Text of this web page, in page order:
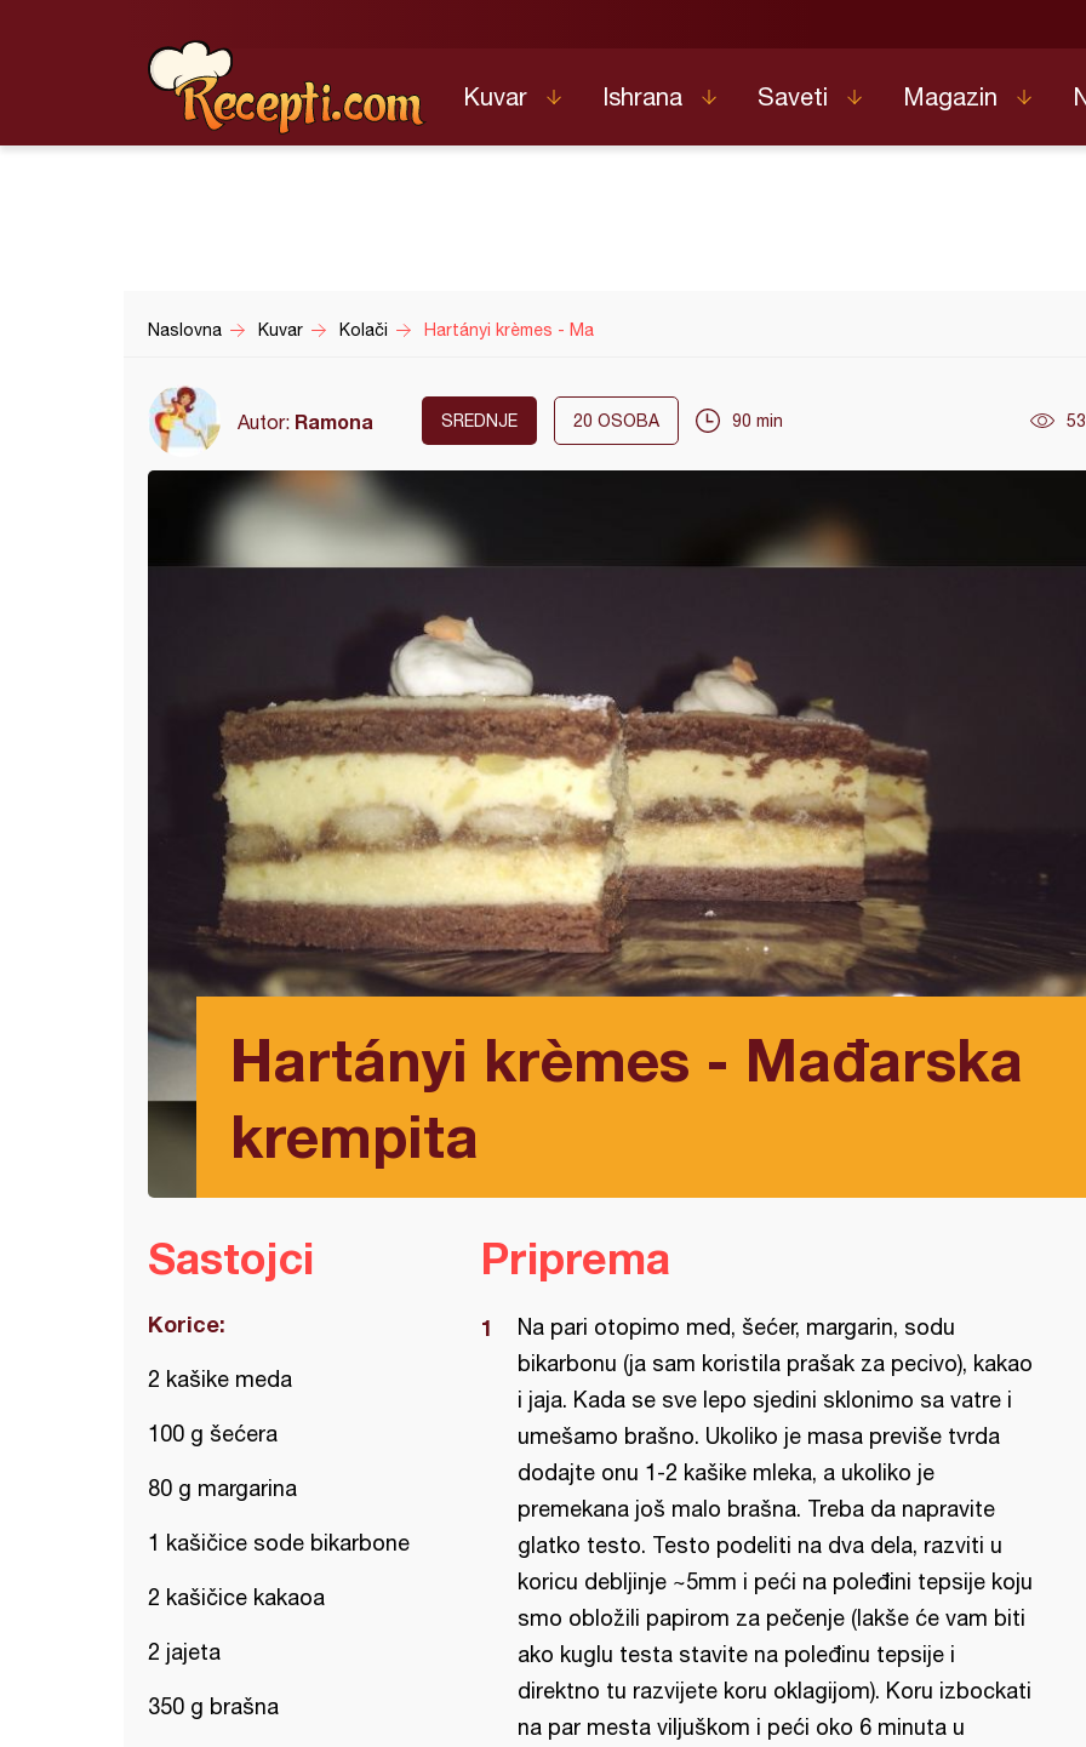
Kuvar Ishrana Saveti Magazin
Naslovna Kuvar Kolači Hartányi krèmes - Ma
Autor: Ramona SREDNJE 20 OSOBA 90 min
Hartányi krèmes - Mađarska
krempita
Sastojci
Korice:
2 kašike meda
100 g šećera
80 g margarina
1 kašičice sode bikarbone
2 kašičice kakaoa
2 jajeta
350 g brašna
Priprema
Na pari otopimo med, šećer, margarin, sodu
bikarbonu (ja sam koristila prašak za pecivo), kakao
i jaja. Kada se sve lepo sjedini sklonimo sa vatre i
umešamo brašno. Ukoliko je masa previše tvrda
dodajte onu 1-2 kašike mleka, a ukoliko je
premekana još malo brašna. Treba da napravite
glatko testo. Testo podeliti na dva dela, razviti u
koricu debljinje ~5mm i peći na poleđini tepsije koju
smo obložili papirom za pečenje (lakše će vam biti
ako kuglu testa stavite na poleđinu tepsije i
direktno tu razvijete koru oklagijom). Koru izbockati
na par mesta viljuškom i peći oko 6 minuta u